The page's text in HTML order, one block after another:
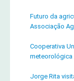
Futuro da
Associação
Cooperativa
meteorológica
Jorge Rita